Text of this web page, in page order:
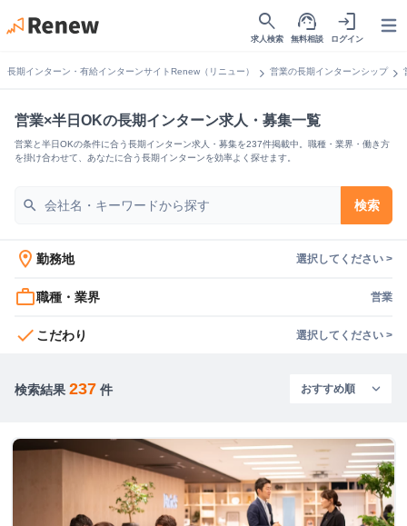
search
求人検索
support_agent
無料相談
login
ログイン
長期インターン・有給インターンサイトRenew（リニュー） chevron_right 営業の長期インターンシップchevron_right
営業×半日OKの長期インターン求人・募集一覧
営業と半日OKの条件に合う長期インターン求人・募集を237件掲載中。職種・業界・働き方
を掛け合わせて、あなたに合う長期インターンを効率よく探せます。
search 検索
location_on 勤務地 選択してください >
work_outline職種・業界 営業
check こだわり 選択してください >
検索結果 237 件